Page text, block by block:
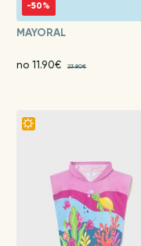
-50%
MAYORAL
no 11.90€ 23.80€